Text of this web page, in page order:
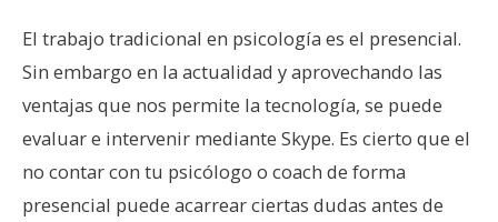
El trabajo tradicional en psicología es el presencial.
Sin embargo en la actualidad y aprovechando las
ventajas que nos permite la tecnología, se puede
evaluar e intervenir mediante Skype. Es cierto que el
no contar con tu psicólogo o coach de forma
presencial puede acarrear ciertas dudas antes de